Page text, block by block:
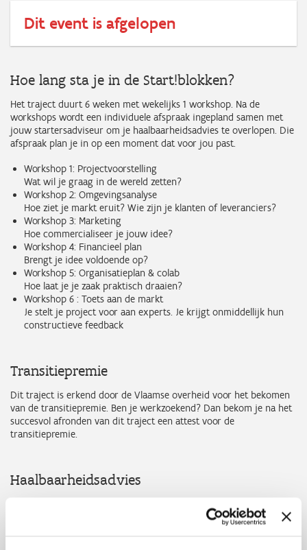
Dit event is afgelopen
Hoe lang sta je in de Start!blokken?
Het traject duurt 6 weken met wekelijks 1 workshop. Na de
workshops wordt een individuele afspraak ingepland samen met
jouw startersadviseur om je haalbaarheidsadvies te overlopen. Die
afspraak plan je in op een moment dat voor jou past.
Workshop 1: Projectvoorstelling
Wat wil je graag in de wereld zetten?
Workshop 2: Omgevingsanalyse
Hoe ziet je markt eruit? Wie zijn je klanten of leveranciers?
Workshop 3: Marketing
Hoe commercialiseer je jouw idee?
Workshop 4: Financieel plan
Brengt je idee voldoende op?
Workshop 5: Organisatieplan & colab
Hoe laat je je zaak praktisch draaien?
Workshop 6 : Toets aan de markt
Je stelt je project voor aan experts. Je krijgt onmiddellijk hun
constructieve feedback
Transitiepremie
Dit traject is erkend door de Vlaamse overheid voor het bekomen
van de transitiepremie. Ben je werkzoekend? Dan bekom je na het
succesvol afronden van dit traject een attest voor de
transitiepremie.
Haalbaarheidsadvies
advies over de haalbaarheid van je ondernemersdroom. Je
startersadviseur stelt een duidelijk haalbaarheidsadvies op aan de